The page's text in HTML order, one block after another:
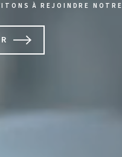
À REJOINDRE